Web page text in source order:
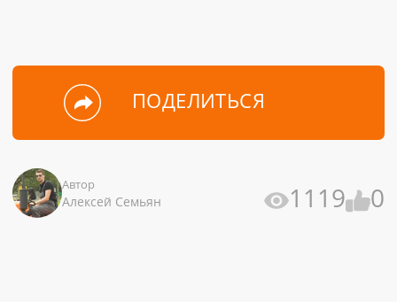
ПОДЕЛИТЬСЯ
Автор
Алексей Семьян 1119 0